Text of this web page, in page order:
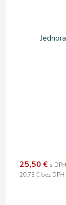
25,50 € s
20,73 € bez DPH